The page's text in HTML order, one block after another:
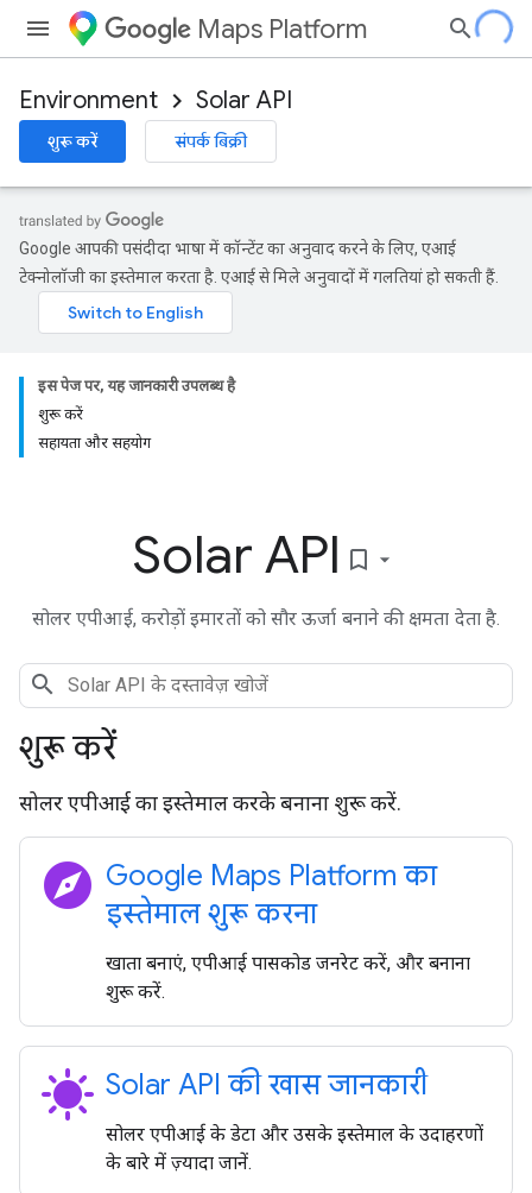
Maps Platform
Environment Solar API
शुरू करें संपर्क बिक्री
Google आपकी पसंदीदा भाषा में कॉन्टेंट का अनुवाद करने के लिए, एआई
टेक्नोलॉजी का इस्तेमाल करता है. एआई से मिले अनुवादों में गलतियां हो सकती हैं.
इस पेज पर, यह जानकारी उपलब्ध है
शुरू करें
सहायता और सहयोग
Solar API bookmark_border
सोलर एपीआई, करोड़ों इमारतों को सौर ऊर्जा बनाने की क्षमता देता है.
शुरू करें
सोलर एपीआई का इस्तेमाल करके बनाना शुरू करें.
explore Google Maps Platform का
इस्तेमाल शुरू करना
खाता बनाएं, एपीआई पासकोड जनरेट करें, और बनाना
शुरू करें.
sunny Solar API की खास जानकारी
सोलर एपीआई के डेटा और उसके इस्तेमाल के उदाहरणों
के बारे में ज़्यादा जानें.